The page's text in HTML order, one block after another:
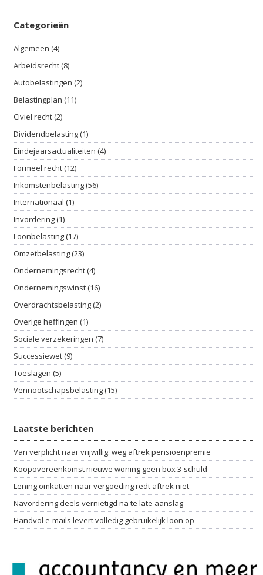
Categorieën
Algemeen (4)
Arbeidsrecht (8)
Autobelastingen (2)
Belastingplan (11)
Civiel recht (2)
Dividendbelasting (1)
Eindejaarsactualiteiten (4)
Formeel recht (12)
Inkomstenbelasting (56)
Internationaal (1)
Invordering (1)
Loonbelasting (17)
Omzetbelasting (23)
Ondernemingsrecht (4)
Ondernemingswinst (16)
Overdrachtsbelasting (2)
Overige heffingen (1)
Sociale verzekeringen (7)
Successiewet (9)
Toeslagen (5)
Vennootschapsbelasting (15)
Laatste berichten
Van verplicht naar vrijwillig: weg aftrek pensioenpremie
Koopovereenkomst nieuwe woning geen box 3-schuld
Lening omkatten naar vergoeding redt aftrek niet
Navordering deels vernietigd na te late aanslag
Handvol e-mails levert volledig gebruikelijk loon op